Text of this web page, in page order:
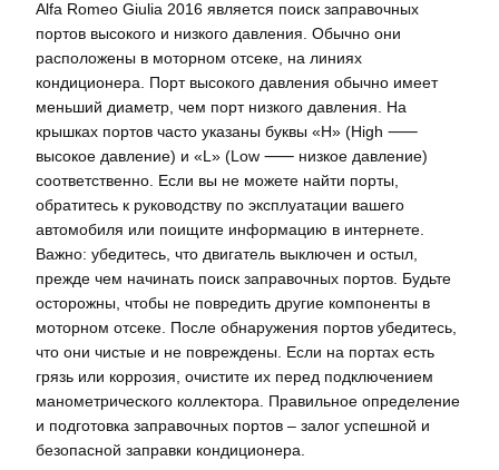
Alfa Romeo Giulia 2016 является поиск заправочных
портов высокого и низкого давления. Обычно они
расположены в моторном отсеке, на линиях
кондиционера. Порт высокого давления обычно имеет
меньший диаметр, чем порт низкого давления. На
крышках портов часто указаны буквы «H» (High ⸺
высокое давление) и «L» (Low ⸺ низкое давление)
соответственно. Если вы не можете найти порты,
обратитесь к руководству по эксплуатации вашего
автомобиля или поищите информацию в интернете.
Важно: убедитесь, что двигатель выключен и остыл,
прежде чем начинать поиск заправочных портов. Будьте
осторожны, чтобы не повредить другие компоненты в
моторном отсеке. После обнаружения портов убедитесь,
что они чистые и не повреждены. Если на портах есть
грязь или коррозия, очистите их перед подключением
манометрического коллектора. Правильное определение
и подготовка заправочных портов – залог успешной и
безопасной заправки кондиционера.